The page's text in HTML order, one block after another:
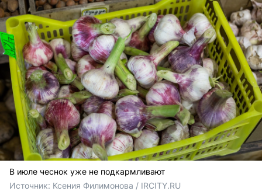
В июле чеснок уже не подкармливают
Источник: Ксения Филимонова / IRCITY.RU